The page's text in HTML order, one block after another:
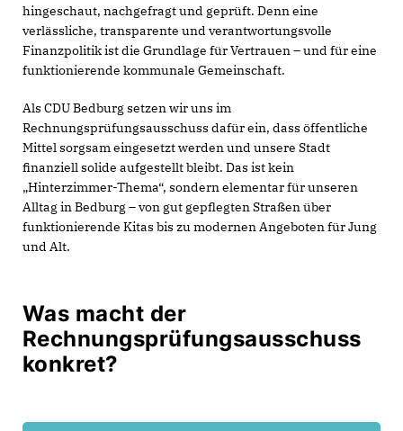
hingeschaut, nachgefragt und geprüft. Denn eine
verlässliche, transparente und verantwortungsvolle
Finanzpolitik ist die Grundlage für Vertrauen – und für eine
funktionierende kommunale Gemeinschaft.
Als CDU Bedburg setzen wir uns im
Rechnungsprüfungsausschuss dafür ein, dass öffentliche
Mittel sorgsam eingesetzt werden und unsere Stadt
finanziell solide aufgestellt bleibt. Das ist kein
Hinterzimmer-Thema“, sondern elementar für unseren
Alltag in Bedburg – von gut gepflegten Straßen über
funktionierende Kitas bis zu modernen Angeboten für Jung
und Alt.
Was macht der
Rechnungsprüfungsausschuss
konkret?